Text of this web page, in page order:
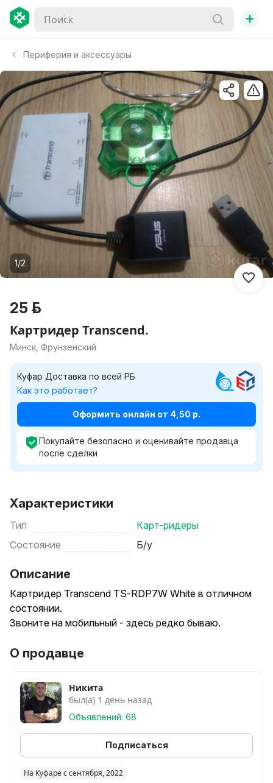
+
Периферия и аксессуары
1/2
25 р.
Картридер Transcend.
Минск, Фрунзенский
Куфар Доставка по всей РБ
Как это работает?
Оформить онлайн от 4,50 р.
Покупайте безопасно и оценивайте продавца
после сделки
Характеристики
Тип
Карт-ридеры
Состояние
Б/у
Описание
Картридер Transcend TS-RDP7W White в отличном
состоянии.
Звоните на мобильный - здесь редко бываю.
О продавце
Никита
был(а) 1 день назад
Объявлений: 68
Подписаться
На Куфаре с сентября, 2022